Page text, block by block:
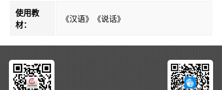
使用教
材：
《汉语》《说话》